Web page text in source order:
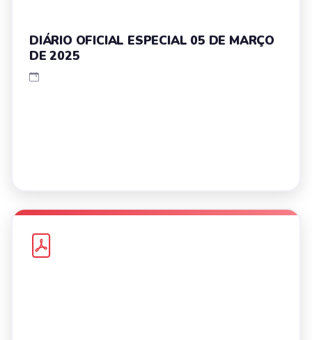
DIÁRIO OFICIAL ESPECIAL 05 DE MARÇO
DE 2025